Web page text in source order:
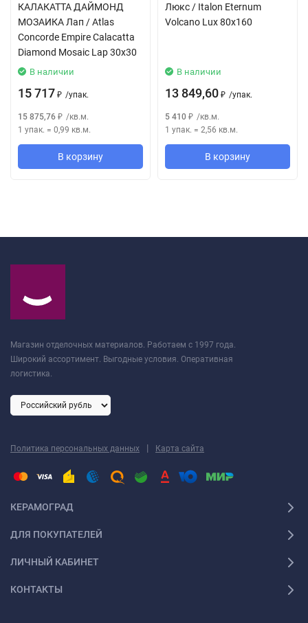
КАЛАКАТТА ДАЙМОНД
МОЗАИКА Лап / Atlas
Concorde Empire Calacatta
Diamond Mosaic Lap 30x30
В наличии
15 717 ₽ /упак.
15 875,76 ₽ /кв.м.
1 упак. = 0,99 кв.м.
В корзину
Люкс / Italon Eternum
Volcano Lux 80x160
В наличии
13 849,60 ₽ /упак.
5 410 ₽ /кв.м.
1 упак. = 2,56 кв.м.
В корзину
Магазин отделочных материалов. Работаем с 1997 года.
Широкий ассортимент. Выгодные условия. Оперативная
логистика.
Политика персональных данных | Карта сайта
КЕРАМОГРАД
ДЛЯ ПОКУПАТЕЛЕЙ
ЛИЧНЫЙ КАБИНЕТ
КОНТАКТЫ